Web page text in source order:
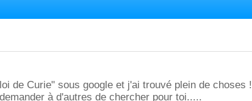
de Curie" sous google et j'ai trouvé plein de choses !
à d'autres de chercher pour toi.....